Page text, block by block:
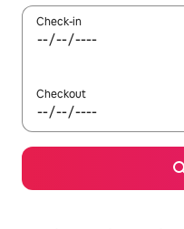
Check-in
Checkout